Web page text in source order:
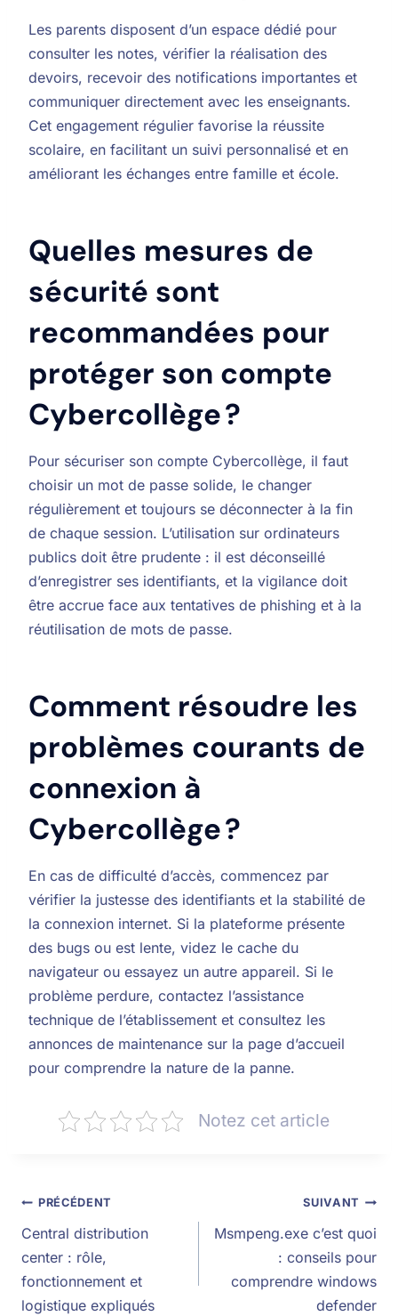
Les parents disposent d’un espace dédié pour
consulter les notes, vérifier la réalisation des
devoirs, recevoir des notifications importantes et
communiquer directement avec les enseignants.
Cet engagement régulier favorise la réussite
scolaire, en facilitant un suivi personnalisé et en
améliorant les échanges entre famille et école.
Quelles mesures de
sécurité sont
recommandées pour
protéger son compte
Cybercollège ?
Pour sécuriser son compte Cybercollège, il faut
choisir un mot de passe solide, le changer
régulièrement et toujours se déconnecter à la fin
de chaque session. L’utilisation sur ordinateurs
publics doit être prudente : il est déconseillé
d’enregistrer ses identifiants, et la vigilance doit
être accrue face aux tentatives de phishing et à la
réutilisation de mots de passe.
Comment résoudre les
problèmes courants de
connexion à
Cybercollège ?
En cas de difficulté d’accès, commencez par
vérifier la justesse des identifiants et la stabilité de
la connexion internet. Si la plateforme présente
des bugs ou est lente, videz le cache du
navigateur ou essayez un autre appareil. Si le
problème perdure, contactez l’assistance
technique de l’établissement et consultez les
annonces de maintenance sur la page d’accueil
pour comprendre la nature de la panne.
Notez cet article
PRÉCÉDENT
Central distribution
center : rôle,
fonctionnement et
logistique expliqués
SUIVANT
Msmpeng.exe c’est quoi
: conseils pour
comprendre windows
defender